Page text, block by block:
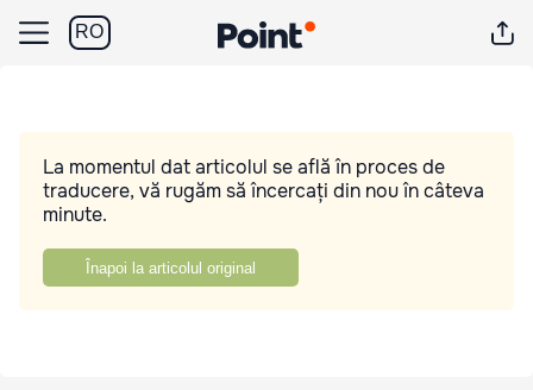
RO
La momentul dat articolul se află în proces de
traducere, vă rugăm să încercați din nou în câteva
minute.
Înapoi la articolul original